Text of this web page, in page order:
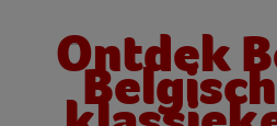
Ontdek